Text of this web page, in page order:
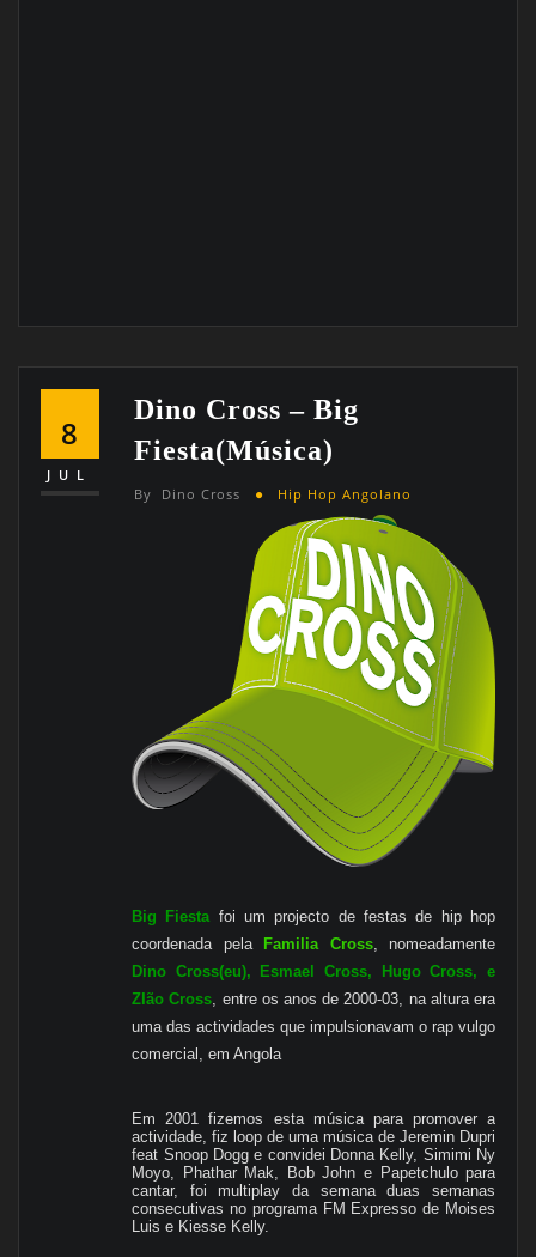
8
JUL
Dino Cross – Big
Fiesta(música)
By Dino Cross Hip Hop Angolano
Big Fiestafoi um projecto de festas de hip hop
coordenada pela
Familia Cross, nomeadamente
Dino Cross(eu), Esmael Cross, Hugo Cross, e
ZIão Cross, entre os anos de 2000-03, na altura era
uma das actividades que impulsionavam o rap vulgo
comercial, em Angola
Em 2001 fizemos esta música para promover a
actividade, fiz loop de uma música de Jeremin Dupri
feat Snoop Dogg e convidei Donna Kelly, Simimi Ny
Moyo, Phathar Mak, Bob John e Papetchulo para
cantar, foi multiplay da semana duas semanas
consecutivas no programa FM Expresso de Moises
Luis e Kiesse Kelly.